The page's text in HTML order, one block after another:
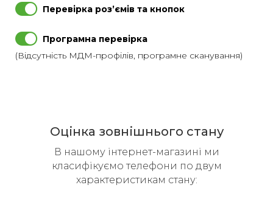
Перевірка розʼємів та кнопок
Програмна перевірка
(Відсутність МДМ-профілів, програмне сканування)
Оцінка зовнішнього стану
В нашому інтернет-магазині ми
класифікуємо телефони по двум
характеристикам стану: